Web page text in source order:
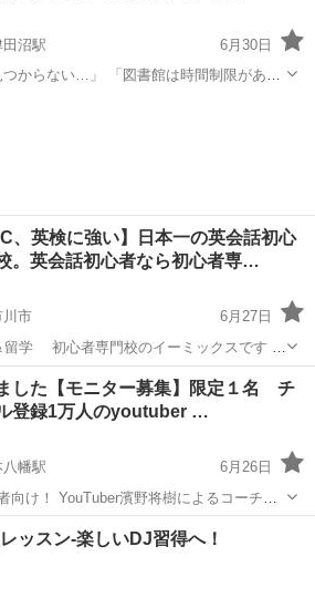
沼駅
6月30日
つからない…」 「図書館は時間制限がある
、英検に強い】日本一の英会話初心
。英会話初心者なら初心者専…
市
6月27日
留学 初心者専門校のイーミックスです 日
話初心者専門
校 chatgpt調べ2025.8. こんなことでお困りではないですか？ ...
初心者
した【モニター募集】限定１名 チ
登録1万人のyoutuber …
幡駅
6月26日
よるコーチン
いけど「何からや
折したことがある」―― そんな英会話初
駅 英語 コーチング
ッスン-楽しいDJ習得へ！